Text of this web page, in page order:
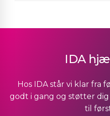
IDA
Hos IDA står vi klar fra
godt i gang og støtter
til